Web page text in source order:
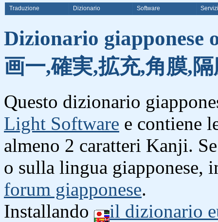
Traduzione Dizionario Software Servizi
Dizionario giapponese
画一,確実,拡充,角膜,
Questo dizionario
Light Software e contiene
almeno 2 caratteri Kanji.
o sulla lingua giapponese,
forum giapponese.
Installando
il dizionario